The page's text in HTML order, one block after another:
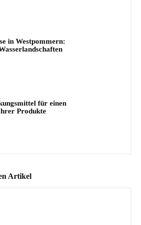
in Westpommern:
für einen
Produkte
Artikel